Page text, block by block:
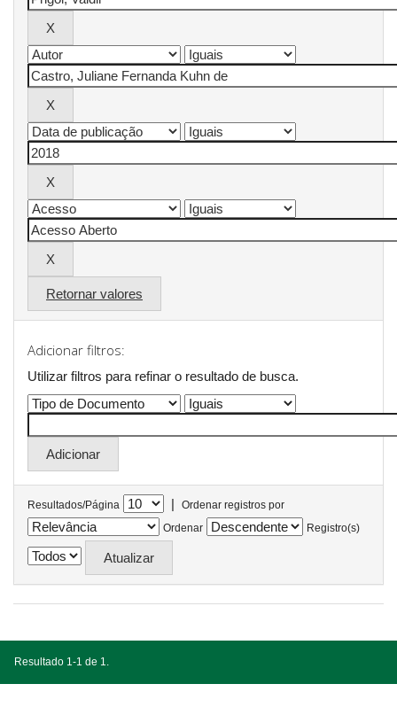
Retornar valores
Adicionar filtros:
Utilizar filtros para refinar o resultado de busca.
Resultados/Página |
Ordenar registros por
Ordenar
Registro(s)
Resultado 1-1 de 1.